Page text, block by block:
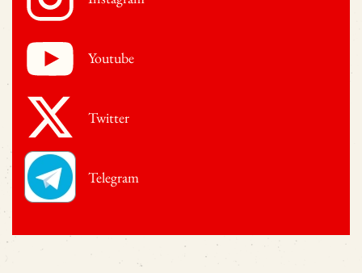
Youtube
Twitter
Telegram